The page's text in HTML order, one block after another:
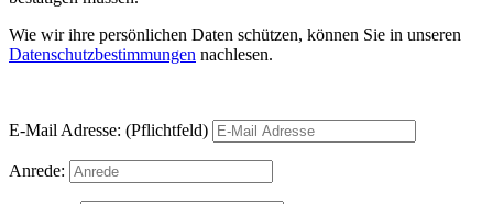
Wie wir ihre persönlichen Daten schützen, können Sie in unseren
Datenschutzbestimmungen nachlesen.
E-Mail Adresse: (Pflichtfeld)
Anrede: